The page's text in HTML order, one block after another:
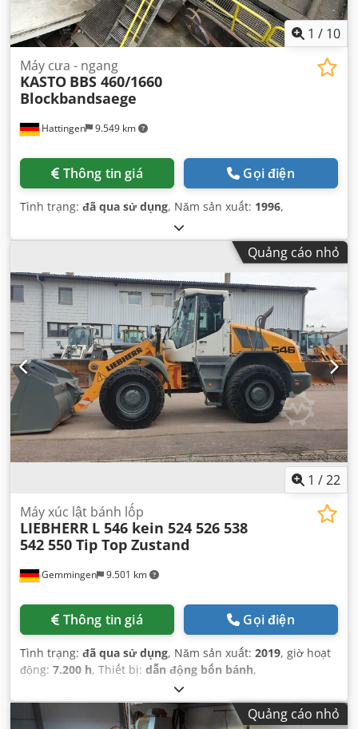
1 / 10
Hattingen 9.549 km
Máy cưa - ngang
KASTO BBS 460/1660
Blockbandsaege
Thông tin giá Gọi điện
Tình trạng: đã qua sử dụng, Năm sản xuất: 1996,
Quảng cáo nhỏ
1 /22
Gemmingen 9.501 km
Máy xúc lật bánh lốp
LIEBHERR L 546 kein 524 526 538
542 550 Tip Top Zustand
Thông tin giá Gọi điện
Tình trạng: đã qua sử dụng, Năm sản xuất: 2019, giờ hoạt
động: 7.200 h, Thiết bị: dẫn động bốn bánh,
Quảng cáo nhỏ